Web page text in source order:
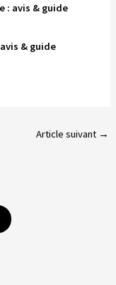
: avis & guide
& guide
Article suivant →